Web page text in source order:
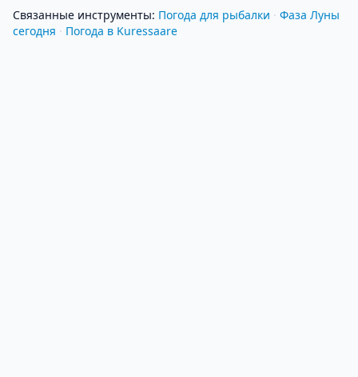
Связанные инструменты: Погода для рыбалки · Фаза Луны
сегодня · Погода в Kuressaare